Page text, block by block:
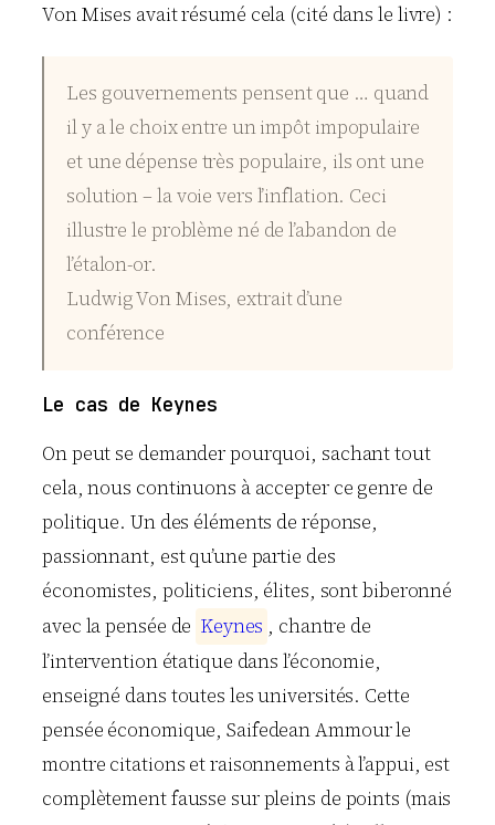
Von Mises avait résumé cela (cité dans le livre) :
Les gouvernements pensent que … quand
il y a le choix entre un impôt impopulaire
et une dépense très populaire, ils ont une
solution – la voie vers l’inflation. Ceci
illustre le problème né de l’abandon de
l’étalon-or.
Ludwig Von Mises, extrait d’une
conférence
Le cas de Keynes
On peut se demander pourquoi, sachant tout
cela, nous continuons à accepter ce genre de
politique. Un des éléments de réponse,
passionnant, est qu’une partie des
économistes, politiciens, élites, sont biberonné
avec la pensée de Keynes , chantre de
l’intervention étatique dans l’économie,
enseigné dans toutes les universités. Cette
pensée économique, Saifedean Ammour le
montre citations et raisonnements à l’appui, est
complètement fausse sur pleins de points (mais